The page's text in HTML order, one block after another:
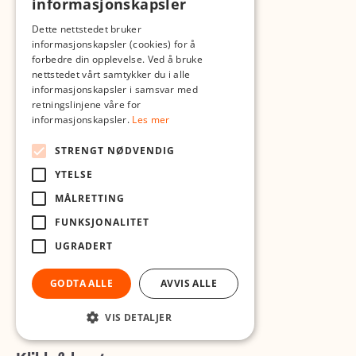
Telefon og chat
46 46 24 24
Nyttige lenker
Besøk og parkering
Angrerett og retur
Fordelskunde
Min side
Personvern
Cookies
Mine fakturaer
Mine tilbud
Bærekraft
Tourist
informasjonskapsler
Dette nettstedet bruker
informasjonskapsler (cookies) for å
forbedre din opplevelse. Ved å bruke
nettstedet vårt samtykker du i alle
informasjonskapsler i samsvar med
retningslinjene våre for
informasjonskapsler. Les mer
STRENGT NØDVENDIG
YTELSE
MÅLRETTING
FUNKSJONALITET
UGRADERT
GODTA ALLE AVVIS ALLE
VIS DETALJER